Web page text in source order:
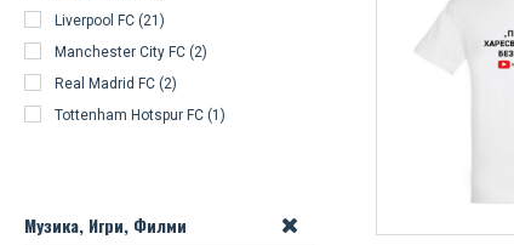
Liverpool FC (21)
Manchester City FC (2)
Real Madrid FC (2)
Tottenham Hotspur FC (1)
Музика, Игри, Филми